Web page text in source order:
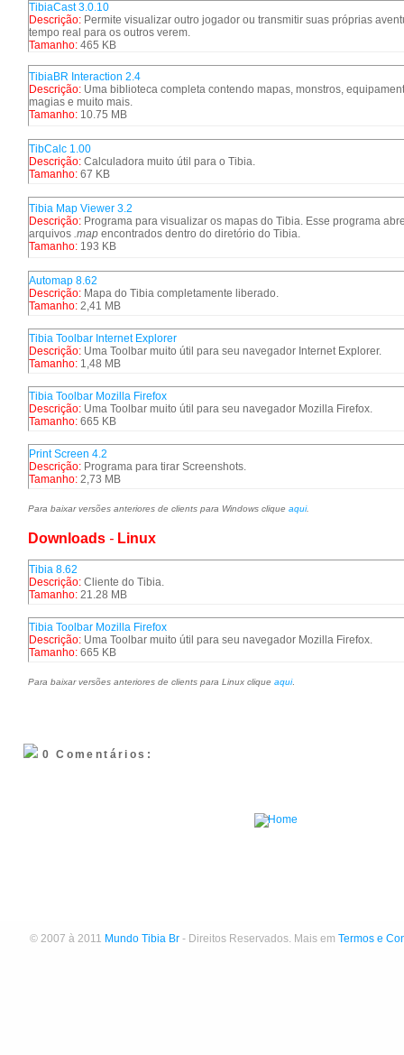
TibiaCast 3.0.10
Descrição: Permite visualizar outro jogador ou transmitir suas próprias
tempo real para os outros verem.
Tamanho: 465 KB
TibiaBR Interaction 2.4
Descrição: Uma biblioteca completa contendo mapas, monstros,
magias e muito mais.
Tamanho: 10.75 MB
TibCalc 1.00
Descrição: Calculadora muito útil para o Tibia.
Tamanho: 67 KB
Tibia Map Viewer 3.2
Descrição: Programa para visualizar os mapas do Tibia. Esse programa
arquivos .map encontrados dentro do diretório do Tibia.
Tamanho: 193 KB
Automap 8.62
Descrição: Mapa do Tibia completamente liberado.
Tamanho: 2,41 MB
Tibia Toolbar Internet Explorer
Descrição: Uma Toolbar muito útil para seu navegador Internet Explorer.
Tamanho: 1,48 MB
Tibia Toolbar Mozilla Firefox
Descrição: Uma Toolbar muito útil para seu navegador Mozilla Firefox.
Tamanho: 665 KB
Print Screen 4.2
Descrição: Programa para tirar Screenshots.
Tamanho: 2,73 MB
Para baixar versões anteriores de clients para Windows clique aqui.
Downloads - Linux
Tibia 8.62
Descrição: Cliente do Tibia.
Tamanho: 21.28 MB
Tibia Toolbar Mozilla Firefox
Descrição: Uma Toolbar muito útil para seu navegador Mozilla Firefox.
Tamanho: 665 KB
Para baixar versões anteriores de clients para Linux clique aqui.
0 Comentários:
© 2007 à 2011 Mundo Tibia Br - Direitos Reservados. Mais em Termos e